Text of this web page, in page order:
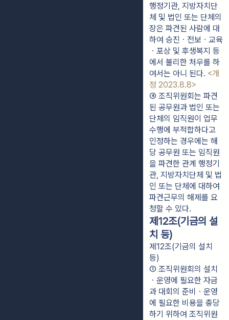
행정기관, 지방자치단
체 및 법인 또는 단체의
장은 파견된 사람에 대
하여 승진ㆍ전보ㆍ교육
ㆍ포상 및 후생복지 등
에서 불리한 처우를 하
여서는 아니 된다. <개
정 2023.8.8>
④ 조직위원회는 파견
된 공무원과 법인 또는
단체의 임직원이 업무
수행에 부적합하다고
인정하는 경우에는 해
당 공무원 또는 임직원
을 파견한 관계 행정기
관, 지방자치단체 및 법
인 또는 단체에 대하여
파견근무의 해제를 요
청할 수 있다.
제12조(기금의 설
치 등)
제12조(기금의 설치
등)
① 조직위원회의 설치
ㆍ운영에 필요한 자금
과 대회의 준비ㆍ운영
에 필요한 비용을 충당
하기 위하여 조직위원